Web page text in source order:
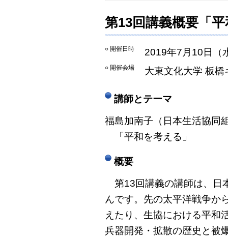
第13回講義概要「
○ 開催日時 2019年7月10日（
○ 開催会場 大東文化大学 板
講師とテーマ
福島加南子（日本生活協同
「平和を考える」
概要
第13回講義の講師は、日
んです。先の太平洋戦争か
えたり、生協における平和
兵器開発・拡散の歴史と被